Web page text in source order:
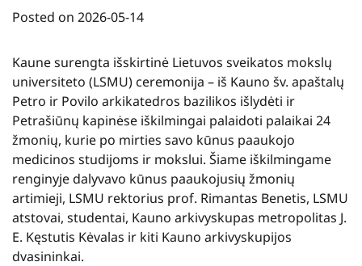
Posted on 2026-05-14
Kaune surengta išskirtinė Lietuvos sveikatos mokslų
universiteto (LSMU) ceremonija – iš Kauno šv. apaštalų
Petro ir Povilo arkikatedros bazilikos išlydėti ir
Petrašiūnų kapinėse iškilmingai palaidoti palaikai 24
žmonių, kurie po mirties savo kūnus paaukojo
medicinos studijoms ir mokslui. Šiame iškilmingame
renginyje dalyvavo kūnus paaukojusių žmonių
artimieji, LSMU rektorius prof. Rimantas Benetis, LSMU
atstovai, studentai, Kauno arkivyskupas metropolitas J.
E. Kęstutis Kėvalas ir kiti Kauno arkivyskupijos
dvasininkai.